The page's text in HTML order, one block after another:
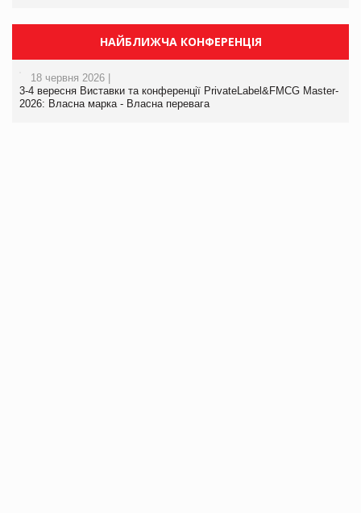
НАЙБЛИЖЧА КОНФЕРЕНЦІЯ
18 червня 2026 |
3-4 вересня Виставки та конференції PrivateLabel&FMCG Master-
2026: Власна марка - Власна перевага